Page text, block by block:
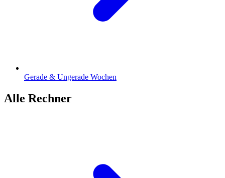
Gerade & Ungerade Wochen
Alle Rechner